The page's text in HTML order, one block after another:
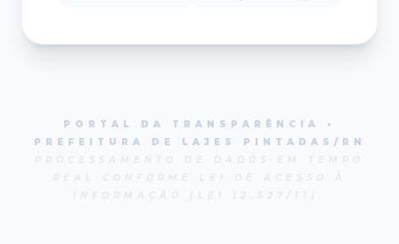
PORTAL DA TRANSPARÊNCIA •
PREFEITURA DE LAJES PINTADAS/RN